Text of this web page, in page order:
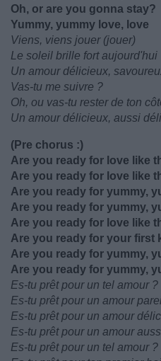
Oh, or are you gonna stay?
Yummy, yummy love, love
Viens, viens jouer (jouer)
Le soleil brille fort aujourd'hui
Un amour délicieux,
Vas-tu me suivre ?
Oh, ou vas-tu rester de ton
Un amour délicieux, aussi
(Pre chorus :)
Are you ready for love like
Are you ready for love like
Are you ready for yummy,
Are you ready for yummy,
Are you ready for love like
Are you ready for your
Are you ready for yummy,
Are you ready for yummy,
Es-tu prêt pour un tel amour ?
Es-tu prêt pour un amour
Es-tu prêt pour un amour
Es-tu prêt pour un amour
Es-tu prêt pour un tel amour ?